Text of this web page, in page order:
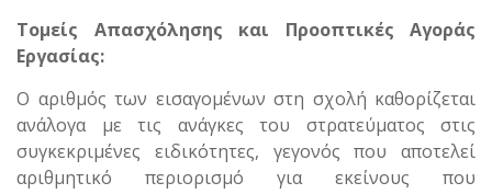
Τομείς Απασχόλησης και Προοπτικές Αγοράς
Εργασίας:
Ο αριθμός των εισαγομένων στη σχολή καθορίζεται
ανάλογα με τις ανάγκες του στρατεύματος στις
συγκεκριμένες ειδικότητες, γεγονός που αποτελεί
αριθμητικό περιορισμό για εκείνους που